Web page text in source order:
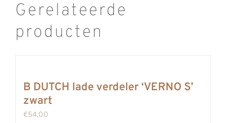
Gerelateerde
producten
B DUTCH lade verdeler ‘VERNO S’
zwart
€54,00